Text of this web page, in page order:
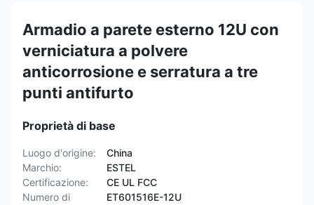
Armadio a parete esterno 12U con
verniciatura a polvere
anticorrosione e serratura a tre
punti antifurto
Proprietà di base
Luogo d'origine:
China
Marchio:
ESTEL
Certificazione:
CE UL FCC
Numero di
ET601516E-12U